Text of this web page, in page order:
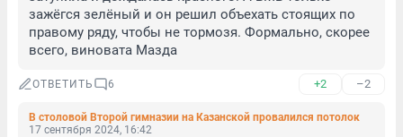
зажёгся зелёный и он решил объехать стоящих по
правому ряду, чтобы не тормозя. Формально, скорее
всего, виновата Мазда
ОТВЕТИТЬ 6 +2 –2
В столовой Второй гимназии на Казанской провалился потолок
17 сентября 2024, 16:42